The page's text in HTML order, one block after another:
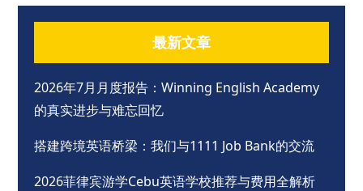
最新文章
2026年7月月度报告：Winning English Academy
的真实进步与难忘回忆
搭建跨境英语桥梁：我们与1111 Job Bank的交流
2026菲律宾游学Cebu英语学校推荐与费用全解析